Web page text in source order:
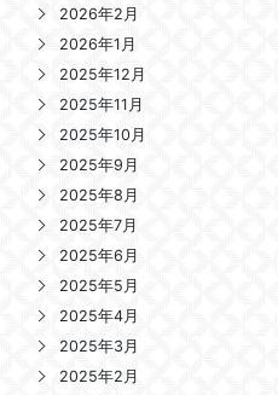
2026年2月
2026年1月
2025年12月
2025年11月
2025年10月
2025年9月
2025年8月
2025年7月
2025年6月
2025年5月
2025年4月
2025年3月
2025年2月